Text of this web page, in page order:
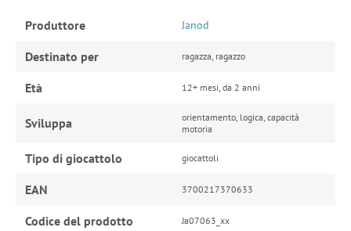
Produttore Janod
Destinato per ragazza, ragazzo
Età 12+ mesi, da 2 anni
Sviluppa
orientamento, logica, capacità
motoria
Tipo di giocattolo giocattoli
EAN 3700217370633
Codice del prodotto Ja07063_xx